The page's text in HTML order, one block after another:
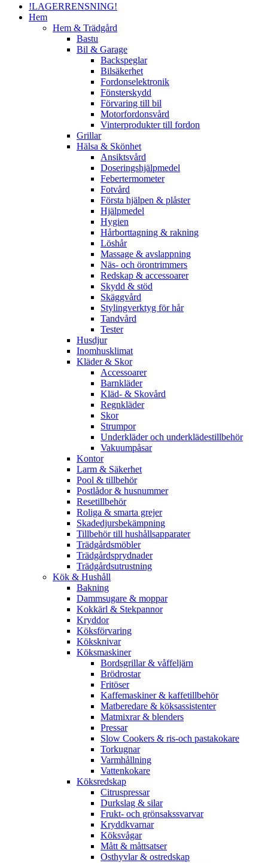
!LAGERRENSNING!
Hem
Hem & Trädgård
Bastu
Bil & Garage
Backspeglar
Bilsäkerhet
Fordonselektronik
Fönsterskydd
Förvaring till bil
Motorfordonsvård
Vinterprodukter till fordon
Grillar
Hälsa & Skönhet
Ansiktsvård
Doseringshjälpmedel
Febertermometer
Fotvård
Första hjälpen & plåster
Hjälpmedel
Hygien
Hårborttagning & rakning
Löshår
Massage & avslappning
Näs- och örontrimmers
Redskap & accessoarer
Skydd & stöd
Skäggvård
Stylingverktyg för hår
Tandvård
Tester
Husdjur
Inomhusklimat
Kläder & Skor
Accessoarer
Barnkläder
Kläd- & Skovård
Regnkläder
Skor
Strumpor
Underkläder och underklädestillbehör
Vakuumpåsar
Kontor
Larm & Säkerhet
Pool & tillbehör
Postlådor & husnummer
Resetillbehör
Roliga & smarta grejer
Skadedjursbekämpning
Tillbehör till hushållsapparater
Trädgårdsmöbler
Trädgårdsprydnader
Trädgårdsutrustning
Kök & Hushåll
Bakning
Dammsugare & moppar
Kokkärl & Stekpannor
Kryddor
Köksförvaring
Köksknivar
Köksmaskiner
Bordsgrillar & våffeljärn
Brödrostar
Fritöser
Kaffemaskiner & kaffetillbehör
Matberedare & köksassistenter
Matmixrar & blenders
Pressar
Slow Cookers & ris-och pastakokare
Torkugnar
Varmhållning
Vattenkokare
Köksredskap
Citruspressar
Durkslag & silar
Frukt- och grönsakssvarvar
Kryddkvarnar
Köksvågar
Mått & måttsatser
Osthyvlar & ostredskap